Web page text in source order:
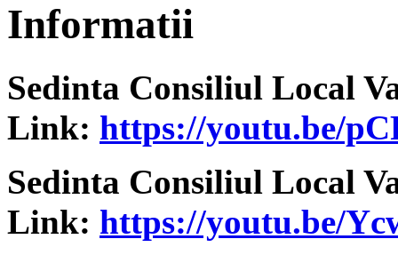
Informatii
Sedinta Consiliul Local
Link: https://youtu.be/
Sedinta Consiliul Local
Link: https://youtu.be/